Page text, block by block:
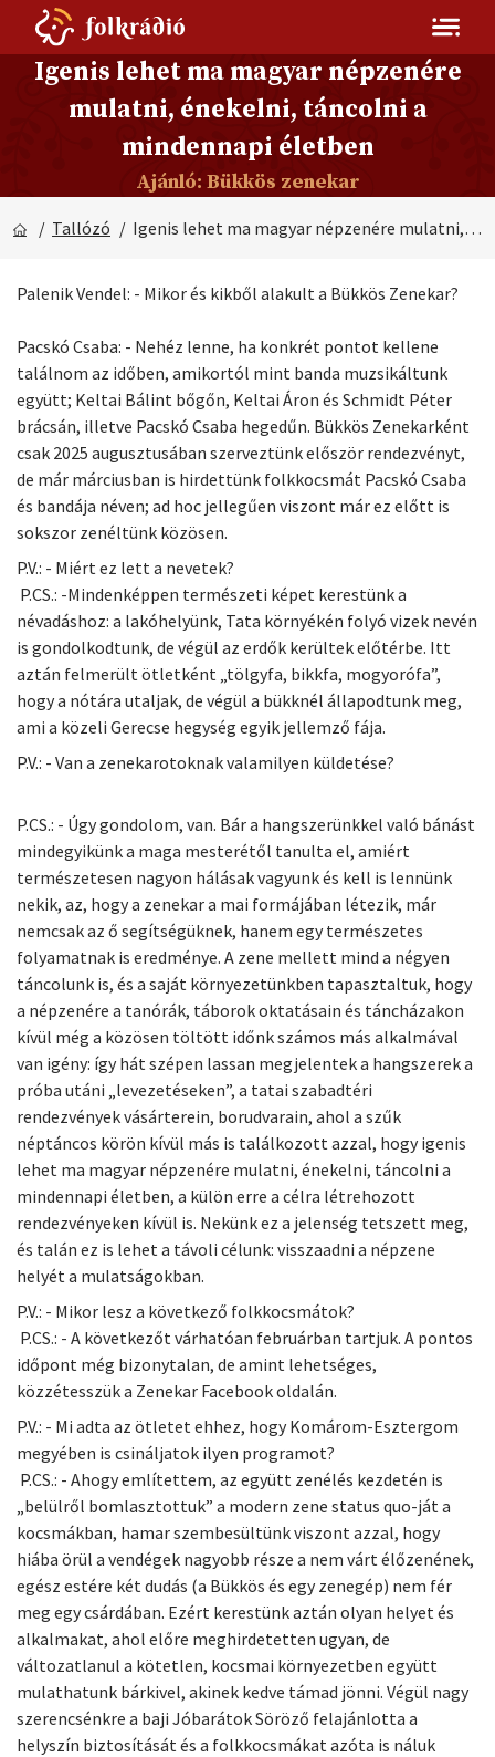
Igenis lehet ma magyar népzenére
mulatni, énekelni, táncolni a
mindennapi életben
Ajánló: Bükkös zenekar
/ Tallózó / Igenis lehet ma magyar népzenére mulatni, énekelni, táncolni a mindennapi életben
Palenik Vendel: - Mikor és kikből alakult a Bükkös Zenekar?
Pacskó Csaba: - Nehéz lenne, ha konkrét pontot kellene
találnom az időben, amikortól mint banda muzsikáltunk
együtt; Keltai Bálint bőgőn, Keltai Áron és Schmidt Péter
brácsán, illetve Pacskó Csaba hegedűn. Bükkös Zenekarként
csak 2025 augusztusában szerveztünk először rendezvényt,
de már márciusban is hirdettünk folkkocsmát Pacskó Csaba
és bandája néven; ad hoc jellegűen viszont már ez előtt is
sokszor zenéltünk közösen.
P.V.: - Miért ez lett a nevetek?
P.CS.: -Mindenképpen természeti képet kerestünk a
névadáshoz: a lakóhelyünk, Tata környékén folyó vizek nevén
is gondolkodtunk, de végül az erdők kerültek előtérbe. Itt
aztán felmerült ötletként „tölgyfa, bikkfa, mogyorófa”,
hogy a nótára utaljak, de végül a bükknél állapodtunk meg,
ami a közeli Gerecse hegység egyik jellemző fája.
P.V.: - Van a zenekarotoknak valamilyen küldetése?
P.CS.: - Úgy gondolom, van. Bár a hangszerünkkel való bánást
mindegyikünk a maga mesterétől tanulta el, amiért
természetesen nagyon hálásak vagyunk és kell is lennünk
nekik, az, hogy a zenekar a mai formájában létezik, már
nemcsak az ő segítségüknek, hanem egy természetes
folyamatnak is eredménye. A zene mellett mind a négyen
táncolunk is, és a saját környezetünkben tapasztaltuk, hogy
a népzenére a tanórák, táborok oktatásain és táncházakon
kívül még a közösen töltött időnk számos más alkalmával
van igény: így hát szépen lassan megjelentek a hangszerek a
próba utáni „levezetéseken”, a tatai szabadtéri
rendezvények vásárterein, borudvarain, ahol a szűk
néptáncos körön kívül más is találkozott azzal, hogy igenis
lehet ma magyar népzenére mulatni, énekelni, táncolni a
mindennapi életben, a külön erre a célra létrehozott
rendezvényeken kívül is. Nekünk ez a jelenség tetszett meg,
és talán ez is lehet a távoli célunk: visszaadni a népzene
helyét a mulatságokban.
P.V.: - Mikor lesz a következő folkkocsmátok?
P.CS.: - A következőt várhatóan februárban tartjuk. A pontos
időpont még bizonytalan, de amint lehetséges,
közzétesszük a Zenekar Facebook oldalán.
P.V.: - Mi adta az ötletet ehhez, hogy Komárom-Esztergom
megyében is csináljatok ilyen programot?
P.CS.: - Ahogy említettem, az együtt zenélés kezdetén is
„belülről bomlasztottuk” a modern zene status quo-ját a
kocsmákban, hamar szembesültünk viszont azzal, hogy
hiába örül a vendégek nagyobb része a nem várt élőzenének,
egész estére két dudás (a Bükkös és egy zenegép) nem fér
meg egy csárdában. Ezért kerestünk aztán olyan helyet és
alkalmakat, ahol előre meghirdetetten ugyan, de
változatlanul a kötetlen, kocsmai környezetben együtt
mulathatunk bárkivel, akinek kedve támad jönni. Végül nagy
szerencsénkre a baji Jóbarátok Söröző felajánlotta a
helyszín biztosítását és a folkkocsmákat azóta is náluk